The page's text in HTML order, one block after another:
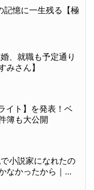
記憶に一生残る【極
、就職も予定通り
みさん】
イト】を発表！ベ
簿も大公開
小説家になれたの
なかったから｜朝